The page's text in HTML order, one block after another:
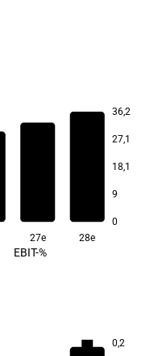
36,2
27,1
18,1
9
0
27e 28e
EBIT-%
0,2
5,8